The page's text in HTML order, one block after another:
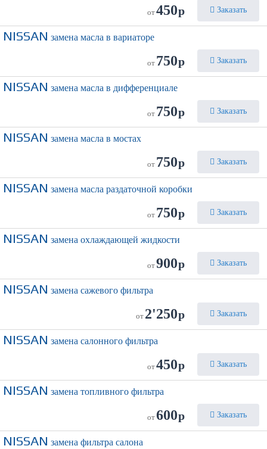
от450р Заказать
NISSAN замена масла в вариаторе
от 750р Заказать
NISSAN замена масла в дифференциале
от 750р Заказать
NISSAN замена масла в мостах
от 750р Заказать
NISSAN замена масла раздаточной коробки
от 750р Заказать
NISSAN замена охлаждающей жидкости
от900р Заказать
NISSAN замена сажевого фильтра
от 2'250р Заказать
NISSAN замена салонного фильтра
от450р Заказать
NISSAN замена топливного фильтра
от600р Заказать
NISSAN замена фильтра салона